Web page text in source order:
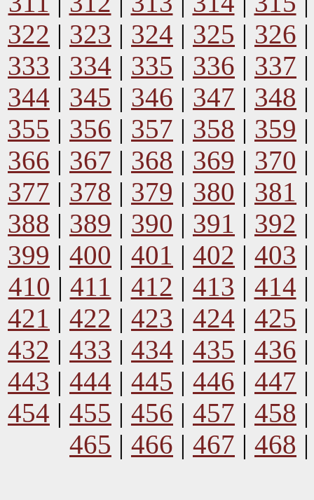
322 | 323 | 324 | 325 | 326
333 | 334 | 335 | 336 | 337
344 | 345 | 346 | 347 | 348
355 | 356 | 357 | 358 | 359
366 | 367 | 368 | 369 | 370
377 | 378 | 379 | 380 | 381
388 | 389 | 390 | 391 | 392
399 | 400 | 401 | 402 | 403
410 | 411 | 412 | 413 | 414
421 | 422 | 423 | 424 | 425
432 | 433 | 434 | 435 | 436
443 | 444 | 445 | 446 | 447
454 | 455 | 456 | 457 | 458
465 | 466 | 467 | 468